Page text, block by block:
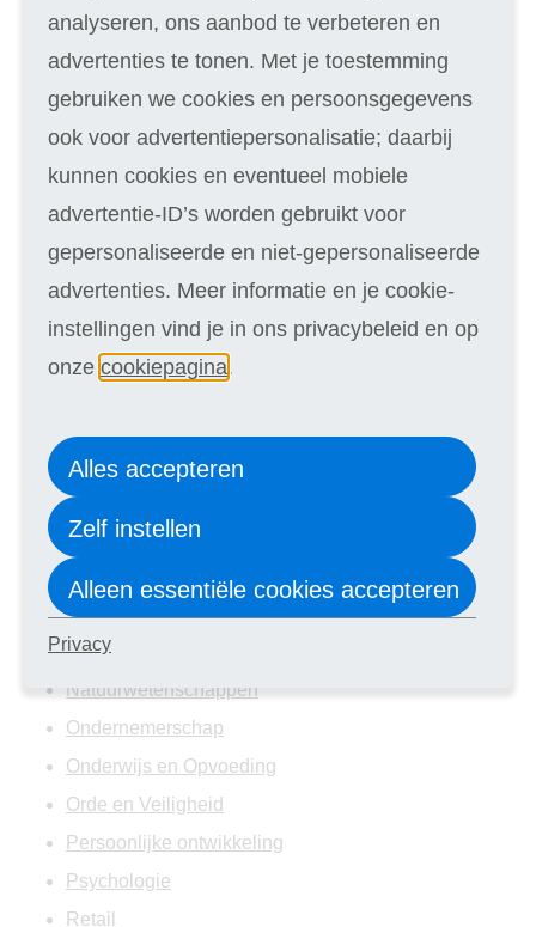
Financiële administratie
Fotografie en Film
Gezondheidszorg en Welzijn
Grafische vormgeving en Multimedia
Horeca en Gastvrijheid
HRM
ICT
Huis en Tuin
Kantoor en Secretarieel
Kunst en Cultuur
Logistiek en Vervoer
Maatschappelijk werk
Marketing en Communicatie
Mode
Muziek
Natuurwetenschappen
Ondernemerschap
Onderwijs en Opvoeding
Orde en Veiligheid
Persoonlijke ontwikkeling
Psychologie
Retail
analyseren, ons aanbod te verbeteren en
advertenties te tonen. Met je toestemming
gebruiken we cookies en persoonsgegevens
ook voor advertentiepersonalisatie; daarbij
kunnen cookies en eventueel mobiele
advertentie-ID’s worden gebruikt voor
gepersonaliseerde en niet-gepersonaliseerde
advertenties. Meer informatie en je cookie-
instellingen vind je in ons privacybeleid en op
onze cookiepagina .
Alles accepteren
Zelf instellen
Alleen essentiële cookies accepteren
Privacy